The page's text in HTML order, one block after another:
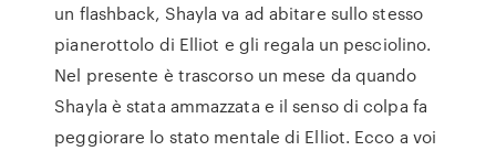
un flashback, Shayla va ad abitare sullo stesso
pianerottolo di Elliot e gli regala un pesciolino.
Nel presente è trascorso un mese da quando
Shayla è stata ammazzata e il senso di colpa fa
peggiorare lo stato mentale di Elliot. Ecco a voi